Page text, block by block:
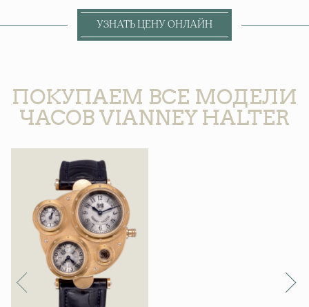
УЗНАТЬ ЦЕНУ ОНЛАЙН
ПОКУПАЕМ ВСЕ МОДЕЛИ
ЧАСОВ VIANNEY HALTER